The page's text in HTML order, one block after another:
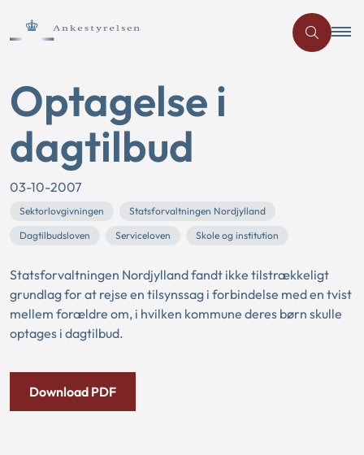
Optagelse i
dagtilbud
03-10-2007
Sektorlovgivningen
Statsforvaltningen Nordjylland
Dagtilbudsloven
Serviceloven Skole og institution
Statsforvaltningen Nordjylland fandt ikke tilstrækkeligt
grundlag for at rejse en tilsynssag i forbindelse med en tvist
mellem forældre om, i hvilken kommune deres børn skulle
optages i dagtilbud.
Download PDF